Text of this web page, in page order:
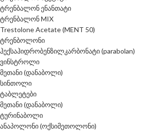
ტრენბალონ ენანთატი
ტრენბალონ MIX
Trestolone Acetate (MENT 50)
ტრენბოლონი
ჰექსაჰიდრობენზილკარბონატი (parabolan)
ვინსტროლი
მეთანი (დანაბოლი)
სინთოლი
ტაბლეტები
მეთანი (დანაბოლი)
ტურინაბოლი
ანაპოლონი (ოქსიმეთოლონი)